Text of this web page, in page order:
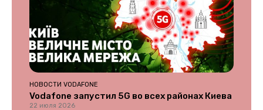
НОВОСТИ VODAFONE
Vodafone запустил 5G во всех районах Киева
22 июля 2026